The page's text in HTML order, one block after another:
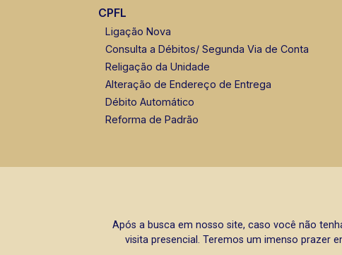
CPFL
Ligação Nova
Consulta a Débitos/ Segunda Via de Conta
Religação da Unidade
Alteração de Endereço de Entrega
Débito Automático
Reforma de Padrão
Após a busca em nosso site, caso você não
visita presencial. Teremos um imenso prazer